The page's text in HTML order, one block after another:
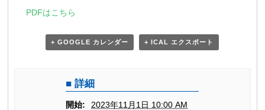
PDFはこちら
+ GOOGLE カレンダー + ICAL エクスポート
詳細
開始:
2023年11月1日 10:00 AM